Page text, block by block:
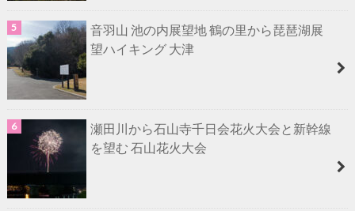
音羽山 池の内展望地 鶴の里から琵琶湖展
望ハイキング 大津
瀬田川から石山寺千日会花火大会と新幹線
を望む 石山花火大会